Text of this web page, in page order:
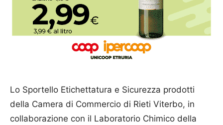
Lo Sportello Etichettatura e Sicurezza prodotti
della Camera di Commercio di Rieti Viterbo, in
collaborazione con il Laboratorio Chimico della